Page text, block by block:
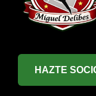
HAZTE